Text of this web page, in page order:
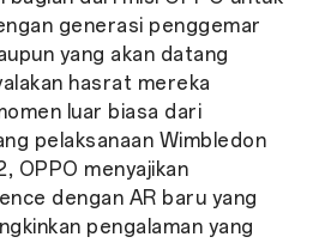
generasi penggemar
yang akan datang
hasrat mereka
luar biasa dari
pelaksanaan Wimbledon
OPPO menyajikan
dengan AR baru yang
pengalaman yang